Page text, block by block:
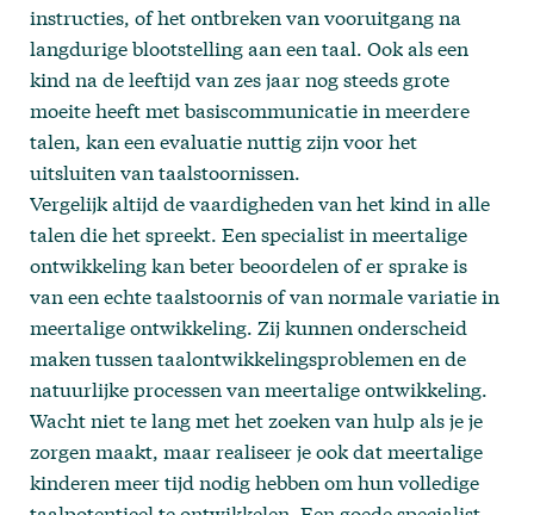
instructies, of het ontbreken van vooruitgang na
langdurige blootstelling aan een taal. Ook als een
kind na de leeftijd van zes jaar nog steeds grote
moeite heeft met basiscommunicatie in meerdere
talen, kan een evaluatie nuttig zijn voor het
uitsluiten van taalstoornissen.
Vergelijk altijd de vaardigheden van het kind in alle
talen die het spreekt. Een specialist in meertalige
ontwikkeling kan beter beoordelen of er sprake is
van een echte taalstoornis of van normale variatie in
meertalige ontwikkeling. Zij kunnen onderscheid
maken tussen taalontwikkelingsproblemen en de
natuurlijke processen van meertalige ontwikkeling.
Wacht niet te lang met het zoeken van hulp als je je
zorgen maakt, maar realiseer je ook dat meertalige
kinderen meer tijd nodig hebben om hun volledige